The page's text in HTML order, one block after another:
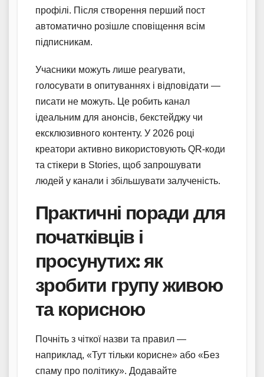
профілі. Після створення перший пост
автоматично розішле сповіщення всім
підписникам.
Учасники можуть лише реагувати,
голосувати в опитуваннях і відповідати —
писати не можуть. Це робить канал
ідеальним для анонсів, бекстейджу чи
ексклюзивного контенту. У 2026 році
креатори активно використовують QR-коди
та стікери в Stories, щоб запрошувати
людей у канали і збільшувати залученість.
Практичні поради для
початківців і
просунутих: як
зробити групу живою
та корисною
Почніть з чіткої назви та правил —
наприклад, «Тут тільки корисне» або «Без
спаму про політику». Додавайте